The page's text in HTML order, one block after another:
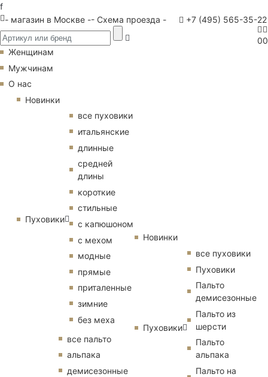
f
- магазин в Москве -- Схема проезда - +7 (495) 565-35-22
00
Женщинам
Мужчинам
О нас
Новинки
Пуховики
все пуховики
итальянские
длинные
средней
длины
короткие
стильные
с капюшоном
с мехом
модные
прямые
приталенные
зимние
без меха
все пальто
альпака
демисезонные
Новинки
Пуховики
все пуховики
Пуховики
Пальто
демисезонные
Пальто из
шерсти
Пальто
альпака
Пальто на